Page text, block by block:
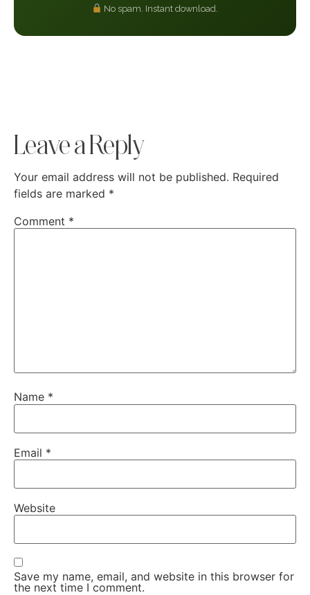
No spam. Instant download.
Leave a Reply
Your email address will not be published. Required
fields are marked *
Comment *
Name *
Email *
Website
Save my name, email, and website in this browser for
the next time I comment.